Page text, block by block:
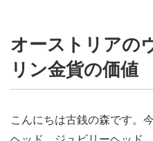
オーストリアの
リン金貨の価値
こんにちは古銭の森です。